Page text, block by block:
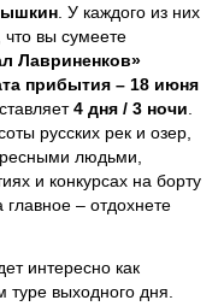
. У каждого из них
вы сумеете
Лавриненков»
прибытия – 18 июня
4 дня / 3 ночи
русских рек и озер,
людьми,
и конкурсах на борту
– отдохнете
интересно как
туре выходного дня.